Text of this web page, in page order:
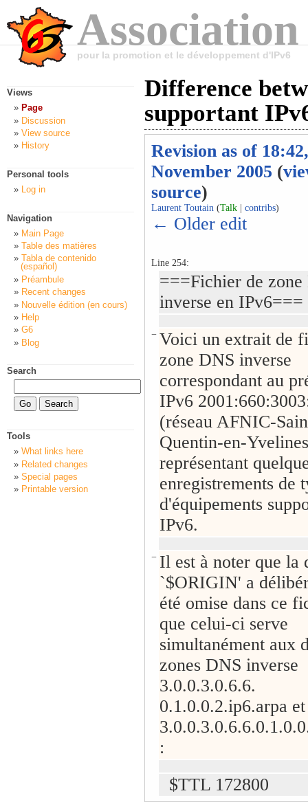
pour la promotion et le développement d'IPv6
Difference
supportant
Revision as of
November 2005 (
source)
Laurent Toutain (Talk contribs)
← Older edit
Line 254:
===Fichier de zone
inverse en IPv6===
− Voici un extrait de
zone DNS inverse
correspondant au
IPv6
(réseau AFNIC-
Quentin-en-
représentant
enregistrements de
d'équipements
IPv6.
− Il est à noter que la
`$ORIGIN' a
été omise dans ce
que celui-ci serve
simultanément aux
zones DNS inverse
3.0.0.3.0.6.6.
0.1.0.0.2.ip6.arpa et
:
$TTL 172800
Views
Page
Discussion
View source
History
Personal tools
Log in
Navigation
Main Page
Table des matières
Tabla de contenido
(español)
Préambule
Recent changes
Nouvelle édition (en cours)
Help
G6
Blog
Search
Tools
What links here
Related changes
Special pages
Printable version